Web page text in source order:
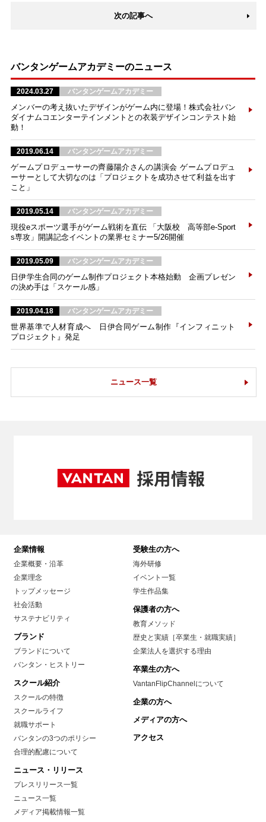
次の記事へ
バンタンゲームアカデミーのニュース
2024.03.27 バンタンゲームアカデミー
メンバーの考え抜いたデザインがゲーム内に登場！株式会社バン
ダイナムコエンターテインメントとの衣装デザインコンテスト始
動！
2019.06.14 バンタンゲームアカデミー
ゲームプロデューサーの齊藤陽介さんの講演会 ゲームプロデュ
ーサーとして大切なのは「プロジェクトを成功させて利益を出す
こと」
2019.05.14 バンタンゲームアカデミー
現役eスポーツ選手がゲーム戦術を直伝 「大阪校 高等部e-Sport
s専攻」開講記念イベントの業界セミナー5/26開催
2019.05.09 バンタンゲームアカデミー
日伊学生合同のゲーム制作プロジェクト本格始動 企画プレゼン
の決め手は「スケール感」
2019.04.18 バンタンゲームアカデミー
世界基準で人材育成へ 日伊合同ゲーム制作『インフィニット
プロジェクト』発足
ニュース一覧
企業情報
企業概要・沿革
企業理念
トップメッセージ
社会活動
サステナビリティ
ブランド
ブランドについて
バンタン・ヒストリー
スクール紹介
スクールの特徴
スクールライフ
就職サポート
バンタンの3つのポリシー
合理的配慮について
ニュース・リリース
プレスリリース一覧
ニュース一覧
メディア掲載情報一覧
受験生の方へ
海外研修
イベント一覧
学生作品集
保護者の方へ
教育メソッド
歴史と実績［卒業生・就職実績］
企業法人を選択する理由
卒業生の方へ
VantanFlipChannelについて
企業の方へ
メディアの方へ
アクセス